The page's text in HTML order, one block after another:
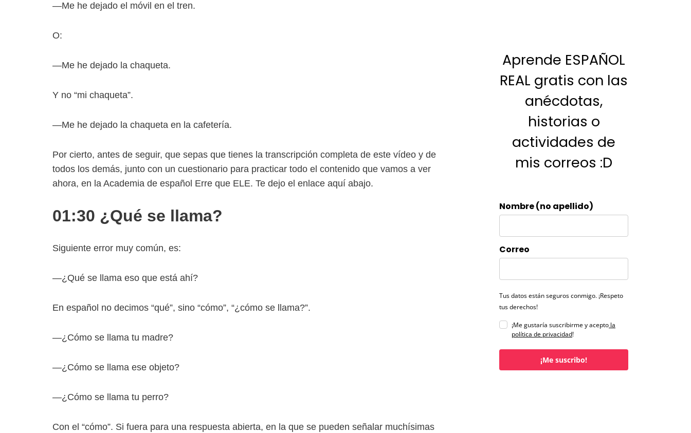
—Me he dejado el móvil en el tren.
O:
—Me he dejado la chaqueta.
Y no “mi chaqueta”.
—Me he dejado la chaqueta en la cafetería.
Por cierto, antes de seguir, que sepas que tienes la transcripción completa de este vídeo y de
todos los demás, junto con un cuestionario para practicar todo el contenido que vamos a ver
ahora, en la Academia de español Erre que ELE. Te dejo el enlace aquí abajo.
01:30 ¿Qué se llama?
Siguiente error muy común, es:
—¿Qué se llama eso que está ahí?
En español no decimos “qué”, sino “cómo”, “¿cómo se llama?”.
—¿Cómo se llama tu madre?
—¿Cómo se llama ese objeto?
—¿Cómo se llama tu perro?
Con el “cómo”. Si fuera para una respuesta abierta, en la que se pueden señalar muchísimas
Aprende ESPAÑOL
REAL gratis con las
anécdotas,
historias o
actividades de
mis correos :D
Nombre (no apellido)
Correo
Tus datos están seguros conmigo. ¡Respeto
tus derechos!
¡Me gustaría suscribirme y acepto la
política de privacidad!
¡Me suscribo!